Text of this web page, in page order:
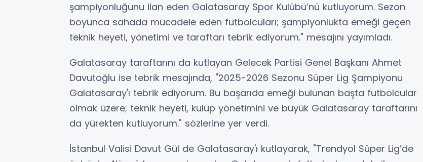
şampiyonluğunu ilan eden Galatasaray Spor Kulübü’nü kutluyorum. Sezon
boyunca sahada mücadele eden futbolcuları; şampiyonlukta emeği geçen
teknik heyeti, yönetimi ve taraftarı tebrik ediyorum." mesajını yayımladı.
Galatasaray taraftarını da kutlayan Gelecek Partisi Genel Başkanı Ahmet
Davutoğlu ise tebrik mesajında, "2025-2026 Sezonu Süper Lig Şampiyonu
Galatasaray'ı tebrik ediyorum. Bu başarıda emeği bulunan başta futbolcular
olmak üzere; teknik heyeti, kulüp yönetimini ve büyük Galatasaray taraftarını
da yürekten kutluyorum." sözlerine yer verdi.
İstanbul Valisi Davut Gül de Galatasaray'ı kutlayarak, "Trendyol Süper Lig’de